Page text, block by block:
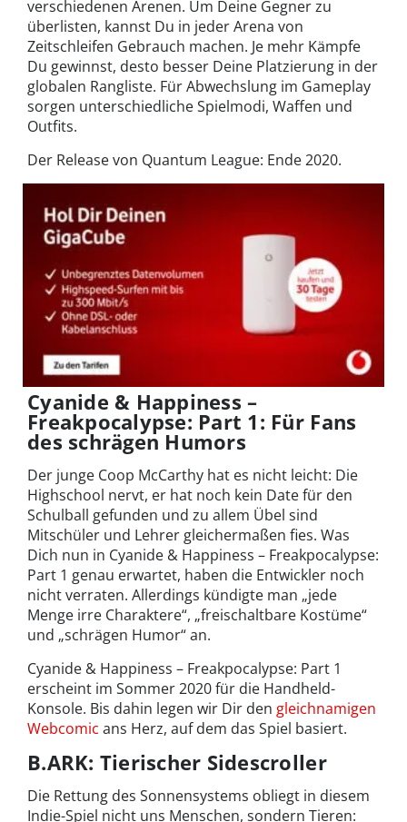
verschiedenen Arenen. Um Deine Gegner zu
überlisten, kannst Du in jeder Arena von
Zeitschleifen Gebrauch machen. Je mehr Kämpfe
Du gewinnst, desto besser Deine Platzierung in der
globalen Rangliste. Für Abwechslung im Gameplay
sorgen unterschiedliche Spielmodi, Waffen und
Outfits.
Der Release von Quantum League: Ende 2020.
Cyanide & Happiness –
Freakpocalypse: Part 1: Für Fans
des schrägen Humors
Der junge Coop McCarthy hat es nicht leicht: Die
Highschool nervt, er hat noch kein Date für den
Schulball gefunden und zu allem Übel sind
Mitschüler und Lehrer gleichermaßen fies. Was
Dich nun in Cyanide & Happiness – Freakpocalypse:
Part 1 genau erwartet, haben die Entwickler noch
nicht verraten. Allerdings kündigte man „jede
Menge irre Charaktere“, „freischaltbare Kostüme“
und „schrägen Humor“ an.
Cyanide & Happiness – Freakpocalypse: Part 1
erscheint im Sommer 2020 für die Handheld-
Konsole. Bis dahin legen wir Dir den gleichnamigen
Webcomic ans Herz, auf dem das Spiel basiert.
B.ARK: Tierischer Sidescroller
Die Rettung des Sonnensystems obliegt in diesem
Indie-Spiel nicht uns Menschen, sondern Tieren: